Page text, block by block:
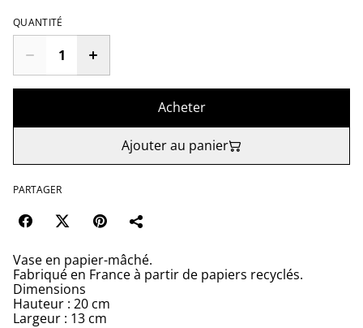
QUANTITÉ
Acheter
Ajouter au panier
PARTAGER
Vase en papier-mâché.
Fabriqué en France à partir de papiers recyclés.
Dimensions
Hauteur : 20 cm
Largeur : 13 cm